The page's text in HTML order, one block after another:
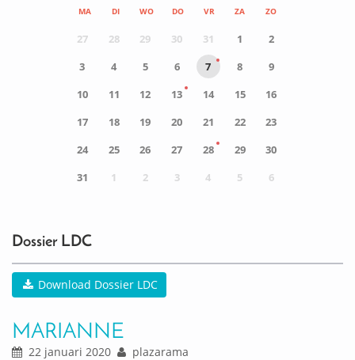
MA DI WO DO VR ZA ZO
27 28 29 30 31 1
2
3
4 5 6 7 8
9
10
11 12 13 14 15
16
17
18 19 20 21 22
23
24
25 26 27 28 29
30
31
1 2 3 4 5 6
Dossier LDC
Download Dossier LDC
MARIANNE
22 januari 2020 plazarama